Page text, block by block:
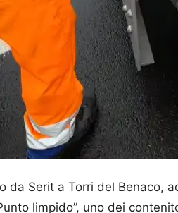
da Serit a Torri del Benaco,
limpido”, uno dei